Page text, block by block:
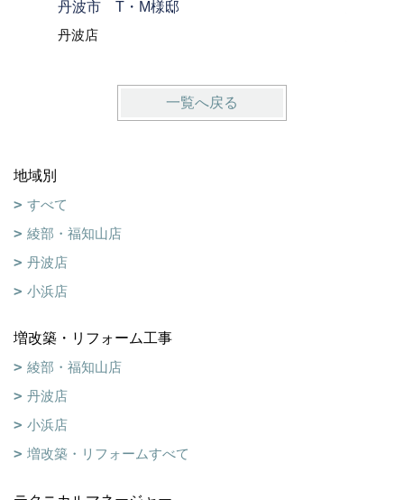
丹波市 T・M様邸
丹波店
一覧へ戻る
地域別
すべて
綾部・福知山店
丹波店
小浜店
増改築・リフォーム工事
綾部・福知山店
丹波店
小浜店
増改築・リフォームすべて